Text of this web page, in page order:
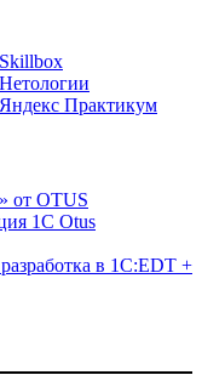
Практикум
от OTUS
1С Otus
в 1С:EDT +